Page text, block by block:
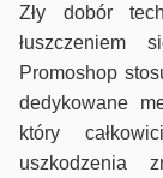
Zły dobór
łuszczeniem
Promoshop
dedykowane
który
uszkodzenia